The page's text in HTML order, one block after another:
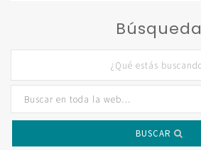
Búsqueda
BUSCAR